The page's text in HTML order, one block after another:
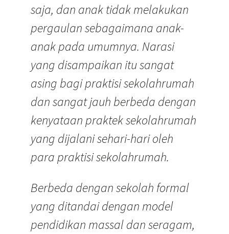
saja, dan anak tidak melakukan
pergaulan sebagaimana anak-
anak pada umumnya. Narasi
yang disampaikan itu sangat
asing bagi praktisi sekolahrumah
dan sangat jauh berbeda dengan
kenyataan praktek sekolahrumah
yang dijalani sehari-hari oleh
para praktisi sekolahrumah.
Berbeda dengan sekolah formal
yang ditandai dengan model
pendidikan massal dan seragam,